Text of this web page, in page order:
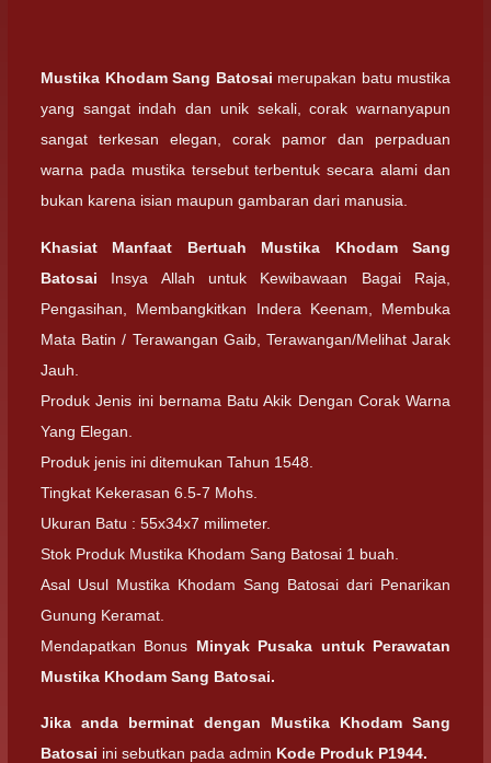
Mustika Khodam Sang Batosai merupakan batu mustika
yang sangat indah dan unik sekali, corak warnanyapun
sangat terkesan elegan, corak pamor dan perpaduan
warna pada mustika tersebut terbentuk secara alami dan
bukan karena isian maupun gambaran dari manusia.
Khasiat Manfaat Bertuah Mustika Khodam Sang
Batosai Insya Allah untuk Kewibawaan Bagai Raja,
Pengasihan, Membangkitkan Indera Keenam, Membuka
Mata Batin / Terawangan Gaib, Terawangan/Melihat Jarak
Jauh.
Produk Jenis ini bernama Batu Akik Dengan Corak Warna
Yang Elegan.
Produk jenis ini ditemukan Tahun 1548.
Tingkat Kekerasan 6.5-7 Mohs.
Ukuran Batu : 55x34x7 milimeter.
Stok Produk Mustika Khodam Sang Batosai 1 buah.
Asal Usul Mustika Khodam Sang Batosai dari Penarikan
Gunung Keramat.
Mendapatkan Bonus Minyak Pusaka untuk Perawatan
Mustika Khodam Sang Batosai.
Jika anda berminat dengan Mustika Khodam Sang
Batosai ini sebutkan pada admin Kode Produk P1944.